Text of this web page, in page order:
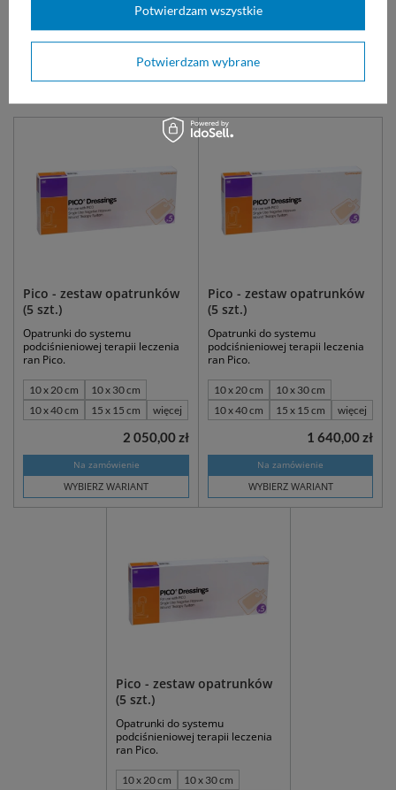
WYBIERZ WARIANT
Zobacz także:
Pico - zestaw opatrunków
(5 szt.)
Opatrunki do systemu
podciśnieniowej terapii leczenia
ran Pico.
10 x 20 cm
10 x 30 cm
10 x 40 cm
15 x 15 cm więcej
Na zamówienie
WYBIERZ WARIANT
2 050,00 zł
Pico - zestaw opatrunków
(5 szt.)
Opatrunki do systemu
podciśnieniowej terapii leczenia
ran Pico.
10 x 20 cm
10 x 30 cm
10 x 40 cm
15 x 15 cm więcej
Na zamówienie
WYBIERZ WARIANT
1 640,00 zł
Pico - zestaw opatrunków
(5 szt.)
Opatrunki do systemu
podciśnieniowej terapii leczenia
ran Pico.
10 x 20 cm
10 x 30 cm
Potwierdzam wybrane
Potwierdzam wszystkie